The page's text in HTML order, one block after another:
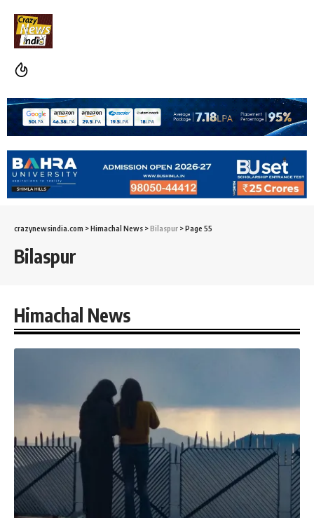
crazynewsindia.com >Himachal News >Bilaspur >Page 55
Bilaspur
Himachal News